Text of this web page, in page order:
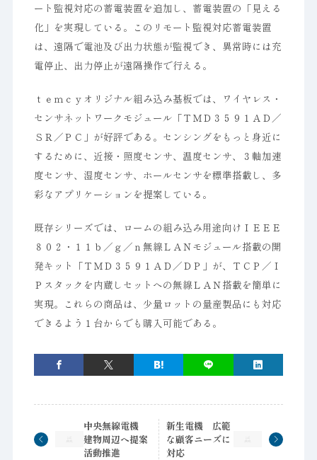
ート監視対応の蓄電装置を追加し、蓄電装置の「見える
化」を実現している。このリモート監視対応蓄電装置
は、遠隔で電池及び出力状態が監視でき、異常時には充
電停止、出力停止が遠隔操作で行える。
ｔｅｍｃｙオリジナル組み込み基板では、ワイヤレス・
センサネットワークモジュール「ＴＭＤ３５９１ＡＤ／
ＳＲ／ＰＣ」が好評である。センシングをもっと身近に
するために、近接・照度センサ、温度センサ、３軸加速
度センサ、湿度センサ、ホールセンサを標準搭載し、多
彩なアプリケーションを提案している。
既存シリーズでは、ロームの組み込み用途向けＩＥＥＥ
８０２・１１ｂ／ｇ／ｎ無線ＬＡＮモジュール搭載の開
発キット「ＴＭＤ３５９１ＡＤ／ＤＰ」が、ＴＣＰ／Ｉ
Ｐスタックを内蔵しセットへの無線ＬＡＮ搭載を簡単に
実現。これらの商品は、少量ロットの量産製品にも対応
できるよう１台からでも購入可能である。
中央無線電機
建物周辺へ提案
活動推進
新生電機 広範
な顧客ニーズに
対応